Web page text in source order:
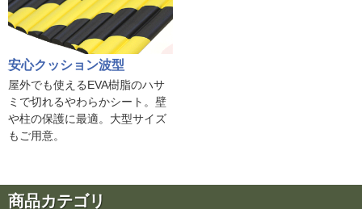
安心クッション波型
屋外でも使えるEVA樹脂のハサ
ミで切れるやわらかシート。壁
や柱の保護に最適。大型サイズ
もご用意。
商品カテゴリ